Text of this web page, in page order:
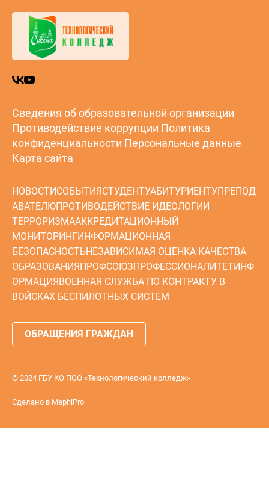
Сведения об образовательной организации
Противодействие коррупции Политика
конфиденциальности Персональные данные
Карта сайта
НОВОСТИСОБЫТИЯСТУДЕНТУАБИТУРИЕНТУПРЕПОД
АВАТЕЛЮПРОТИВОДЕЙСТВИЕ ИДЕОЛОГИИ
ТЕРРОРИЗМААККРЕДИТАЦИОННЫЙ
МОНИТОРИНГИНФОРМАЦИОННАЯ
БЕЗОПАСНОСТЬНЕЗАВИСИМАЯ ОЦЕНКА КАЧЕСТВА
ОБРАЗОВАНИЯПРОФСОЮЗПРОФЕССИОНАЛИТЕТИНФ
ОРМАЦИЯВОЕННАЯ СЛУЖБА ПО КОНТРАКТУ В
ВОЙСКАХ БЕСПИЛОТНЫХ СИСТЕМ
ОБРАЩЕНИЯ ГРАЖДАН
© 2024 ГБУ КО ПОО «Технологический колледж»
Сделано в MephiPro